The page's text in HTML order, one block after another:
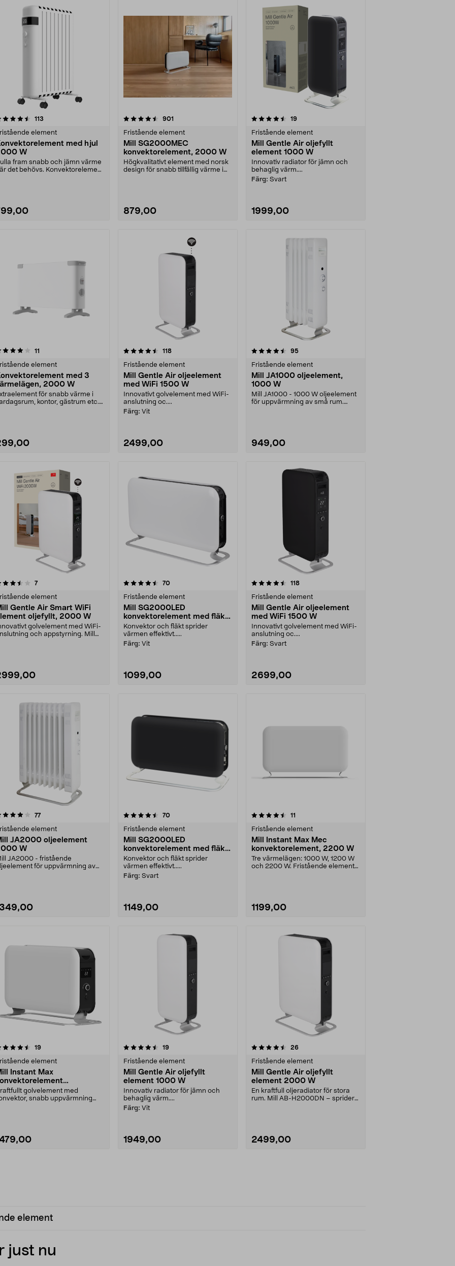
113
element
med hjul
W
fram snabb och jämn värme
det behövs. Konvektorelement
4.5 av 5 stjärnor 901
Fristående element
Mill SG2000MEC
konvektorelement, 2000 W
Högkvalitativt element med norsk
design för snabb tillfällig värme i
879,00
4.5 av 5 stjärnor 19recensioner
Fristående element
Mill Gentle Air oljefyllt
element 1000 W
Innovativ radiator för jämn och
behaglig värm....
Färg: Svart
1999,00
11
element
med 3
2000 W
för snabb värme i
kontor, gästrum etc.
4.5 av 5 stjärnor 118recensioner
Fristående element
Mill Gentle Air oljeelement
med WiFi 1500 W
Innovativt golvelement med WiFi-
anslutning oc....
Färg: Vit
2499,00
4.5 av 5 stjärnor 95recensioner
Fristående element
Mill JA1000 oljeelement,
1000 W
Mill JA1000 - 1000 W oljeelement
för uppvärmning av små rum.
949,00
7recensioner
element
Gentle Air Smart WiFi
oljefyllt, 2000 W
golvelement med WiFi-
och appstyrning. Mill
4.5 av 5 stjärnor 70recensioner
Fristående element
Mill SG2000LED
konvektorelement med fläkt
2000 W
Konvektor och fläkt sprider
värmen effektivt.....
Färg: Vit
1099,00
4.5 av 5 stjärnor 118recensioner
Fristående element
Mill Gentle Air oljeelement
med WiFi 1500 W
Innovativt golvelement med WiFi-
anslutning oc....
Färg: Svart
2699,00
77recensioner
element
JA2000 oljeelement
W
JA2000 - fristående
för uppvärmning av
4.5 av 5 stjärnor 70recensioner
Fristående element
Mill SG2000LED
konvektorelement med fläkt
2000 W
Konvektor och fläkt sprider
värmen effektivt.....
Färg: Svart
1149,00
4.5 av 5 stjärnor 11
Fristående element
Mill Instant Max Mec
konvektorelement, 2200 W
Tre värmelägen: 1000 W, 1200 W
och 2200 W. Fristående element
1199,00
19recensioner
element
Instant Max
2200 W
golvelement med
snabb uppvärmning
4.5 av 5 stjärnor 19recensioner
Fristående element
Mill Gentle Air oljefyllt
element 1000 W
Innovativ radiator för jämn och
behaglig värm....
Färg: Vit
1949,00
4.5 av 5 stjärnor 26recensioner
Fristående element
Mill Gentle Air oljefyllt
element 2000 W
En kraftfull oljeradiator för stora
rum. Mill AB-H2000DN – sprider
2499,00
element
just nu